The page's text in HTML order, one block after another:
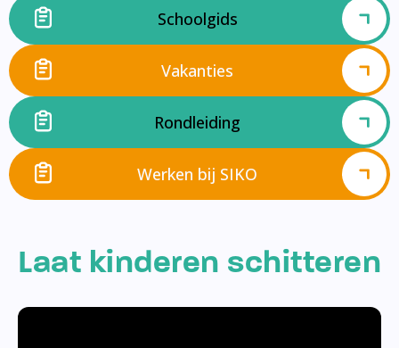
Schoolgids
Vakanties
Rondleiding
Werken bij SIKO
Laat kinderen schitteren